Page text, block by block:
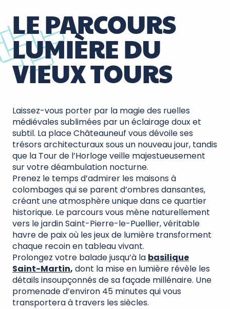
LE PARCOURS
LUMIÈRE DU
VIEUX TOURS
Laissez-vous porter par la magie des ruelles
médiévales sublimées par un éclairage doux et
subtil. La place Châteauneuf vous dévoile ses
trésors architecturaux sous un nouveau jour, tandis
que la Tour de l’Horloge veille majestueusement
sur votre déambulation nocturne.
Prenez le temps d’admirer les maisons à
colombages qui se parent d’ombres dansantes,
créant une atmosphère unique dans ce quartier
historique. Le parcours vous mène naturellement
vers le jardin Saint-Pierre-le-Puellier, véritable
havre de paix où les jeux de lumière transforment
chaque recoin en tableau vivant.
Prolongez votre balade jusqu’à la basilique
Saint-Martin, dont la mise en lumière révèle les
détails insoupçonnés de sa façade millénaire. Une
promenade d’environ 45 minutes qui vous
transportera à travers les siècles.